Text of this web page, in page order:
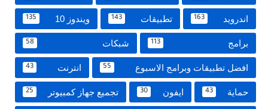
اندرويد 163 تطبيقات 143 ويندوز 10 135
برامج 113 شبكات 58
افضل تطبيقات وبرامج الاسبوع 55 انترنت 43
حماية 43 ايفون 30 تجميع جهاز كمبيوتر 25